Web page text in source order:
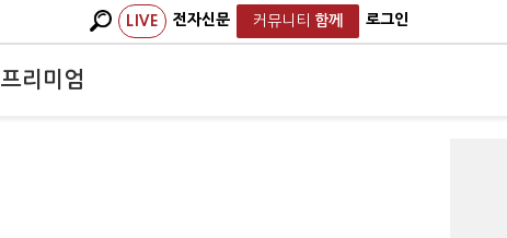
LIVE 전자신문 커뮤니티 함께 로그인
프리미엄